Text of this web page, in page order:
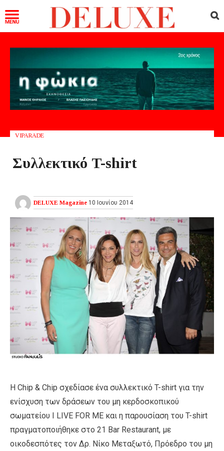
VIPARADE
Συλλεκτικό T-shirt
DELUXE Magazine 10 Ιουνίου 2014
Η Chip & Chip σχεδίασε ένα συλλεκτικό T-shirt για την
ενίσχυση των δράσεων του μη κερδοσκοπικού
σωματείου I LIVE FOR ME και η παρουσίαση του T-shirt
πραγματοποιήθηκε στο 21 Bar Restaurant, με
οικοδεσπότες τον Δρ. Νίκο Μεταξωτό, Πρόεδρο του μη